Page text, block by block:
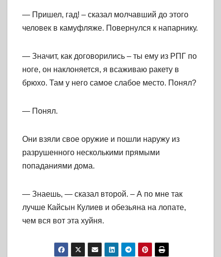
— Пришел, гад! – сказал молчавший до этого
человек в камуфляже. Повернулся к напарнику.
— Значит, как договорились – ты ему из РПГ по
ноге, он наклоняется, я всаживаю ракету в
брюхо. Там у него самое слабое место. Понял?
— Понял.
Они взяли свое оружие и пошли наружу из
разрушенного несколькими прямыми
попаданиями дома.
— Знаешь, — сказал второй. – А по мне так
лучше Кайсын Кулиев и обезьяна на лопате,
чем вся вот эта хуйня.